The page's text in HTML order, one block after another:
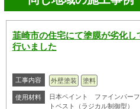
韮崎市の住宅にて塗膜が劣化
行いました
工事内容 外壁塗装 塗料
使用材料
日本ペイント ファインパーフ
トベスト（ラジカル制御型）